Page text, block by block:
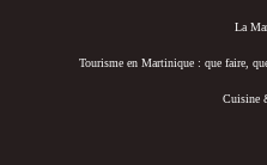
La
Tourisme en Martinique : que faire,
Cuisine